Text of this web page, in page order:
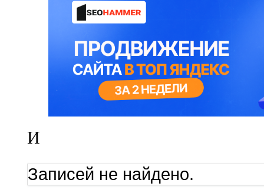
И
Записей не найдено.